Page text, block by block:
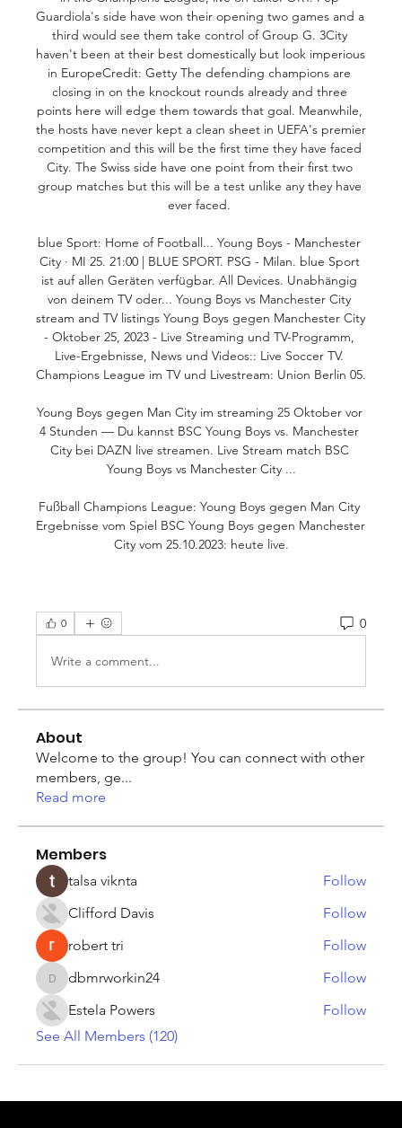
Guardiola's side have won their opening two games and a
third would see them take control of Group G. 3City
haven't been at their best domestically but look imperious
in EuropeCredit: Getty The defending champions are
closing in on the knockout rounds already and three
points here will edge them towards that goal. Meanwhile,
the hosts have never kept a clean sheet in UEFA's premier
competition and this will be the first time they have faced
City. The Swiss side have one point from their first two
group matches but this will be a test unlike any they have
ever faced.
blue Sport: Home of Football... Young Boys - Manchester
City · MI 25. 21:00 | BLUE SPORT. PSG - Milan. blue Sport
ist auf allen Geräten verfügbar. All Devices. Unabhängig
von deinem TV oder... Young Boys vs Manchester City
stream and TV listings Young Boys gegen Manchester City
- Oktober 25, 2023 - Live Streaming und TV-Programm,
Live-Ergebnisse, News und Videos:: Live Soccer TV.
Champions League im TV und Livestream: Union Berlin 05.
Young Boys gegen Man City im streaming 25 Oktober vor
4 Stunden — Du kannst BSC Young Boys vs. Manchester
City bei DAZN live streamen. Live Stream match BSC
Young Boys vs Manchester City ...
Fußball Champions League: Young Boys gegen Man City
Ergebnisse vom Spiel BSC Young Boys gegen Manchester
City vom 25.10.2023: heute live.
0 0
Write a comment...
About
Welcome to the group! You can connect with other
members, ge...
Read more
Members
talsa viknta
Follow
Clifford Davis
Follow
robert tri
Follow
dbmrworkin24
dbmrworkin24
Follow
Estela Powers
Follow
See All Members (120)